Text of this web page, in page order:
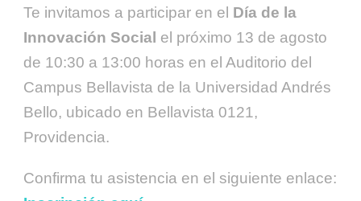
Te invitamos a participar en el Día de la
Innovación Social el próximo 13 de agosto
de 10:30 a 13:00 horas en el Auditorio del
Campus Bellavista de la Universidad Andrés
Bello, ubicado en Bellavista 0121,
Providencia.
Confirma tu asistencia en el siguiente enlace: